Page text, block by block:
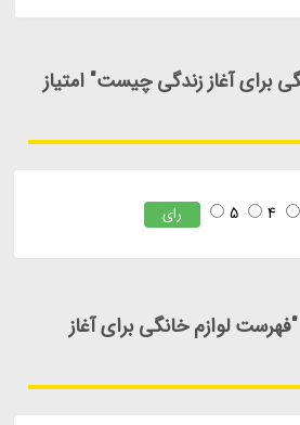
برای آغاز زندگی چیست" امتیاز
4
5 رای
لوازم خانگی برای آغاز